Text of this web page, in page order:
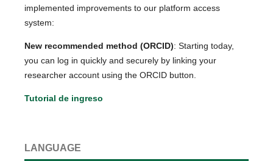
implemented improvements to our platform access
system:
New recommended method (ORCID): Starting today,
you can log in quickly and securely by linking your
researcher account using the ORCID button.
Tutorial de ingreso
LANGUAGE